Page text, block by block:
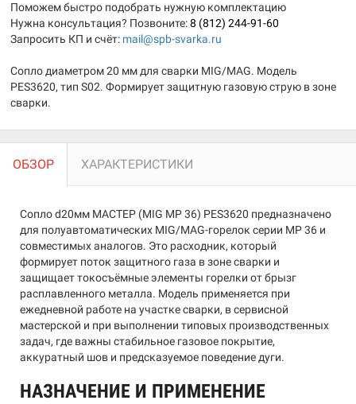
Поможем быстро подобрать нужную комплектацию
Нужна консультация? Позвоните:8 (812) 244-91-60
Запросить КП и счёт: mail@spb-svarka.ru
Сопло диаметром 20 мм для сварки MIG/MAG. Модель
PES3620, тип S02. Формирует защитную газовую струю в зоне
сварки.
ОБЗОР ХАРАКТЕРИСТИКИ
Сопло d20мм МАСТЕР (MIG MP 36) PES3620 предназначено
для полуавтоматических MIG/MAG-горелок серии MP 36 и
совместимых аналогов. Это расходник, который
формирует поток защитного газа в зоне сварки и
защищает токосъёмные элементы горелки от брызг
расплавленного металла. Модель применяется при
ежедневной работе на участке сварки, в сервисной
мастерской и при выполнении типовых производственных
задач, где важны стабильное газовое покрытие,
аккуратный шов и предсказуемое поведение дуги.
НАЗНАЧЕНИЕ И ПРИМЕНЕНИЕ